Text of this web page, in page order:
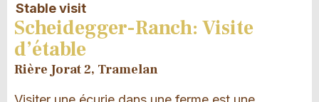
Stable visit
Scheidegger-Ranch: Visite
d’étable
Rière Jorat 2, Tramelan